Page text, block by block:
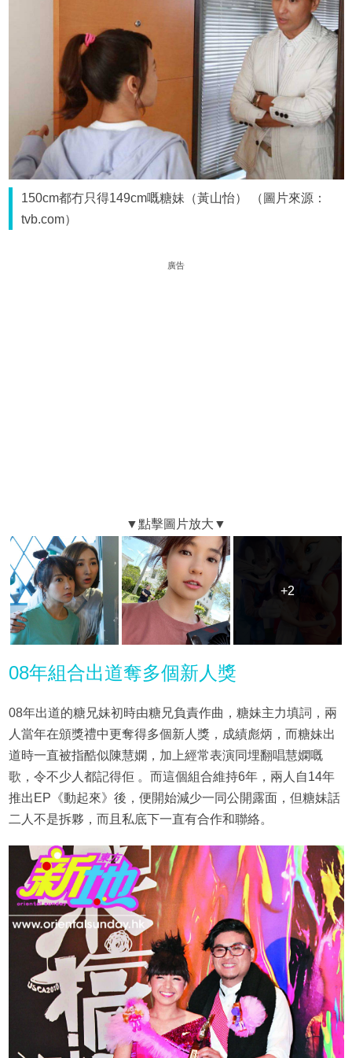
150cm都冇只得149cm嘅糖妹（黃山怡） （圖片來源：
tvb.com）
廣告
+2
+2
08年組合出道奪多個新人獎
08年出道的糖兄妹初時由糖兄負責作曲，糖妹主力填詞，兩
人當年在頒獎禮中更奪得多個新人獎，成績彪炳，而糖妹出
道時一直被指酷似陳慧嫻，加上經常表演同埋翻唱慧嫻嘅
歌，令不少人都記得佢 。而這個組合維持6年，兩人自14年
推出EP《動起來》後，便開始減少一同公開露面，但糖妹話
二人不是拆夥，而且私底下一直有合作和聯絡。